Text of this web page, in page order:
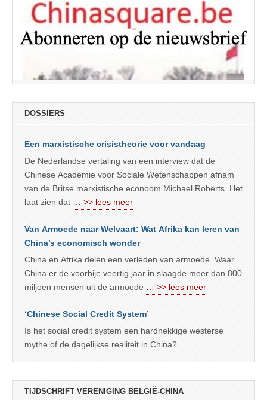
DOSSIERS
Een marxistische crisistheorie voor vandaag
De Nederlandse vertaling van een interview dat de
Chinese Academie voor Sociale Wetenschappen afnam
van de Britse marxistische econoom Michael Roberts. Het
laat zien dat
… >> lees meer
Van Armoede naar Welvaart: Wat Afrika kan leren van
China’s economisch wonder
China en Afrika delen een verleden van armoede. Waar
China er de voorbije veertig jaar in slaagde meer dan 800
miljoen mensen uit de armoede
… >> lees meer
‘Chinese Social Credit System’
Is het social credit system een hardnekkige westerse
mythe of de dagelijkse realiteit in China?
TIJDSCHRIFT VERENIGING BELGIË-CHINA